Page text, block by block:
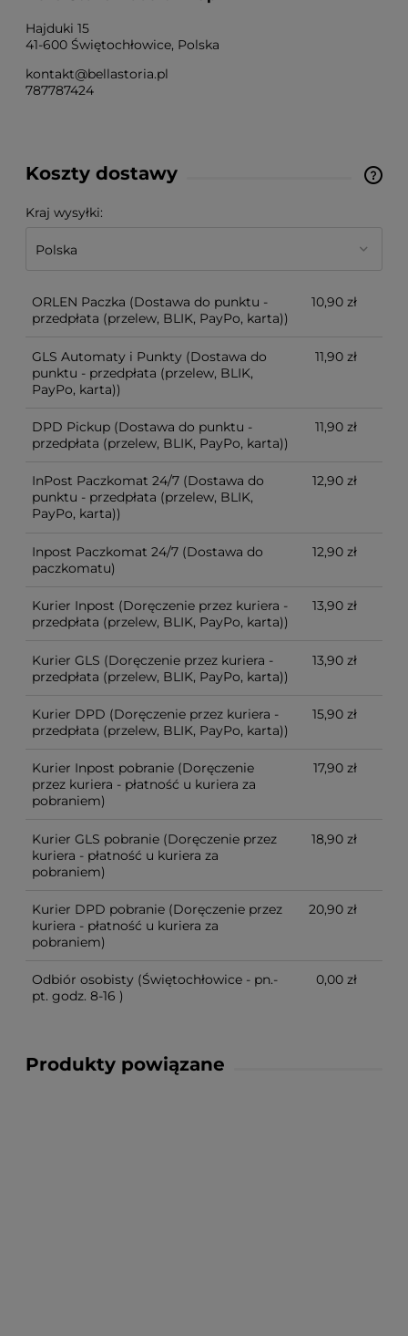
Hajduki 15
41-600 Świętochłowice, Polska
kontakt@bellastoria.pl
787787424
Koszty dostawy
Cena nie zawiera ewentualnych kosztów płatności
Kraj wysyłki:
ORLEN Paczka (Dostawa do punktu -
przedpłata (przelew, BLIK, PayPo, karta))
10,90 zł
GLS Automaty i Punkty (Dostawa do
punktu - przedpłata (przelew, BLIK,
PayPo, karta))
11,90 zł
DPD Pickup (Dostawa do punktu -
przedpłata (przelew, BLIK, PayPo, karta))
11,90 zł
InPost Paczkomat 24/7 (Dostawa do
punktu - przedpłata (przelew, BLIK,
PayPo, karta))
12,90 zł
Inpost Paczkomat 24/7 (Dostawa do
paczkomatu)
12,90 zł
Kurier Inpost (Doręczenie przez kuriera -
przedpłata (przelew, BLIK, PayPo, karta))
13,90 zł
Kurier GLS (Doręczenie przez kuriera -
przedpłata (przelew, BLIK, PayPo, karta))
13,90 zł
Kurier DPD (Doręczenie przez kuriera -
przedpłata (przelew, BLIK, PayPo, karta))
15,90 zł
Kurier Inpost pobranie (Doręczenie
przez kuriera - płatność u kuriera za
pobraniem)
17,90 zł
Kurier GLS pobranie (Doręczenie przez
kuriera - płatność u kuriera za
pobraniem)
18,90 zł
Kurier DPD pobranie (Doręczenie przez
kuriera - płatność u kuriera za
pobraniem)
20,90 zł
Odbiór osobisty (Świętochłowice - pn.-
pt. godz. 8-16 )
0,00 zł
Produkty powiązane